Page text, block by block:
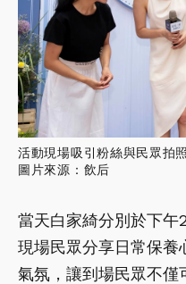
活動現場吸引粉絲與民眾拍
圖片來源：飲后
當天白家綺分別於下
現場民眾分享日常保養
氣氛，讓到場民眾不僅